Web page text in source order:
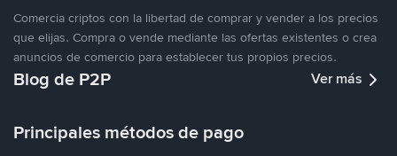
Comercia criptos con la libertad de comprar y vender a los precios
que elijas. Compra o vende mediante las ofertas existentes o crea
anuncios de comercio para establecer tus propios precios.
Blog de P2P Ver más
Principales métodos de pago